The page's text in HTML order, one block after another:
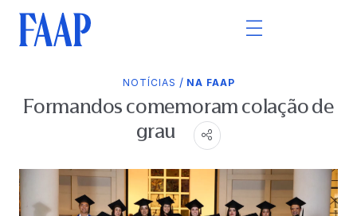
NOTÍCIAS / NA FAAP
Formandos comemoram colação de
grau